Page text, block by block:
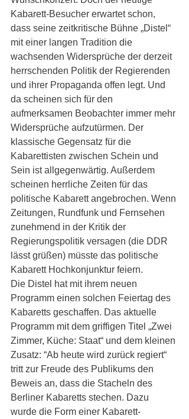
Kabarett-Besucher erwartet schon,
dass seine zeitkritische Bühne „Distel“
mit einer langen Tradition die
wachsenden Widersprüche der derzeit
herrschenden Politik der Regierenden
und ihrer Propaganda offen legt. Und
da scheinen sich für den
aufmerksamen Beobachter immer mehr
Widersprüche aufzutürmen. Der
klassische Gegensatz für die
Kabarettisten zwischen Schein und
Sein ist allgegenwärtig. Außerdem
scheinen herrliche Zeiten für das
politische Kabarett angebrochen. Wenn
Zeitungen, Rundfunk und Fernsehen
zunehmend in der Kritik der
Regierungspolitik versagen (die DDR
lässt grüßen) müsste das politische
Kabarett Hochkonjunktur feiern.
Die Distel hat mit ihrem neuen
Programm einen solchen Feiertag des
Kabaretts geschaffen. Das aktuelle
Programm mit dem griffigen Titel „Zwei
Zimmer, Küche: Staat“ und dem kleinen
Zusatz: “Ab heute wird zurück regiert“
tritt zur Freude des Publikums den
Beweis an, dass die Stacheln des
Berliner Kabaretts stechen. Dazu
wurde die Form einer Kabarett-